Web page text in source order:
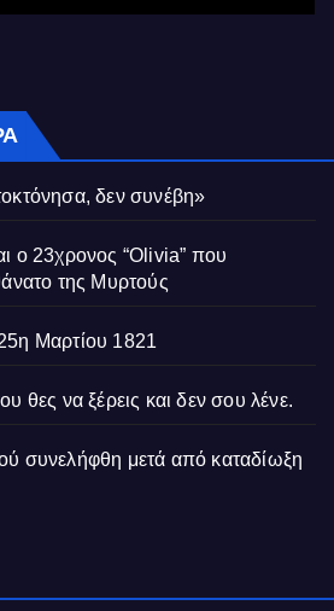
δεν συνέβη»
ο 23χρονος “Olivia” που
της Μυρτούς
Μαρτίου 1821
θες να ξέρεις και δεν σου λένε.
συνελήφθη μετά από καταδίωξη